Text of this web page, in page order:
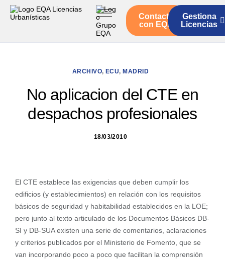
Servicios
Contacto
con EQA
Gestiona
Licencias
ARCHIVO, ECU, MADRID
No aplicacion del CTE en
despachos profesionales
18/03/2010
El CTE establece las exigencias que deben cumplir los
edificios (y establecimientos) en relación con los requisitos
básicos de seguridad y habitabilidad establecidos en la LOE;
pero junto al texto articulado de los Documentos Básicos DB-
SI y DB-SUA existen una serie de comentarios, aclaraciones
y criterios publicados por el Ministerio de Fomento, que se
van incorporando poco a poco que facilitan la comprensión